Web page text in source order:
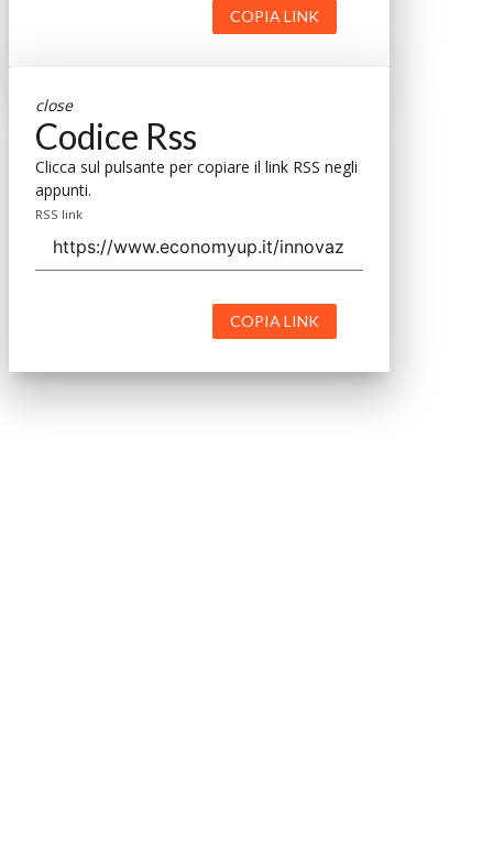
COPIA LINK
close
Codice Rss
Clicca sul pulsante per copiare il link RSS negli
appunti.
RSS link
COPIA LINK